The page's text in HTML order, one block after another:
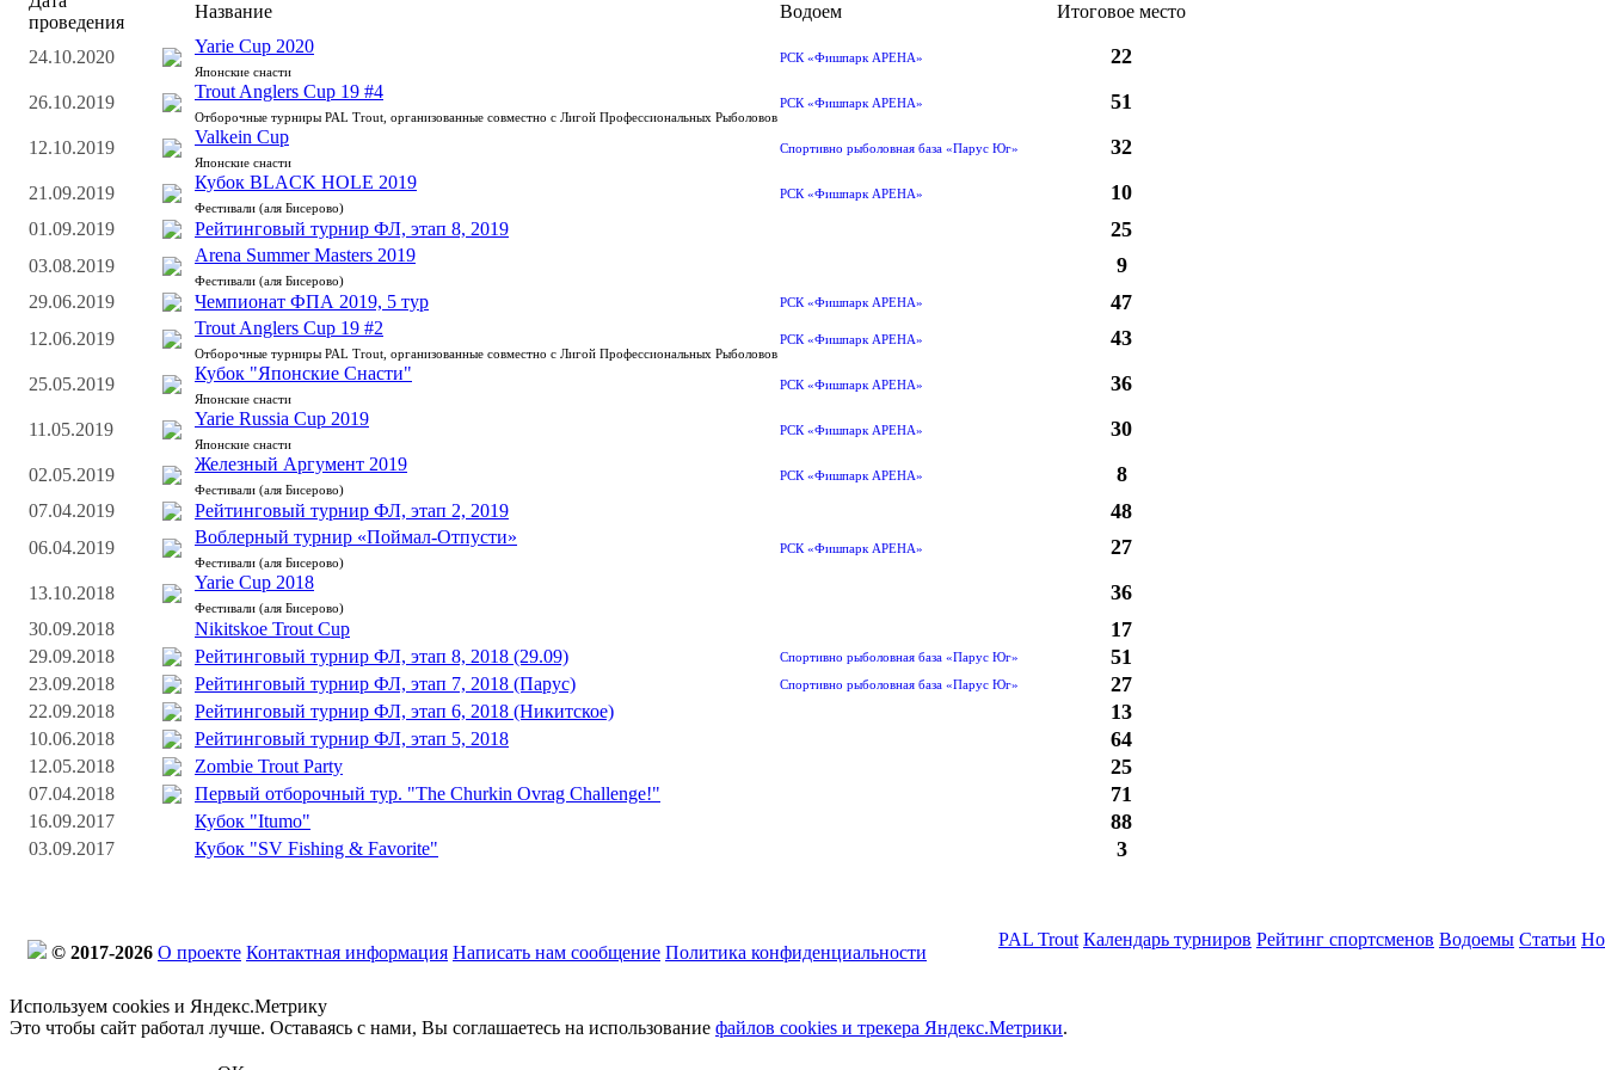
проведения
Название Водоем Итоговое место
24.10.2020
Yarie Cup 2020
Японские снасти
РСК «Фишпарк АРЕНА» 22
26.10.2019
Trout Anglers Cup 19 #4
Отборочные турниры PAL Trout, организованные совместно с Лигой Профессиональных Рыболовов
РСК «Фишпарк АРЕНА» 51
12.10.2019
Valkein Cup
Японские снасти
Спортивно рыболовная база «Парус Юг» 32
21.09.2019
Кубок BLACK HOLE 2019
Фестивали (аля Бисерово)
РСК «Фишпарк АРЕНА» 10
01.09.2019 Рейтинговый турнир ФЛ, этап 8, 2019 25
03.08.2019
Arena Summer Masters 2019
Фестивали (аля Бисерово)
9
29.06.2019 Чемпионат ФПА 2019, 5 тур РСК «Фишпарк АРЕНА» 47
12.06.2019
Trout Anglers Cup 19 #2
Отборочные турниры PAL Trout, организованные совместно с Лигой Профессиональных Рыболовов
РСК «Фишпарк АРЕНА» 43
25.05.2019
Кубок "Японские Снасти"
Японские снасти
РСК «Фишпарк АРЕНА» 36
11.05.2019
Yarie Russia Cup 2019
Японские снасти
РСК «Фишпарк АРЕНА» 30
02.05.2019
Железный Аргумент 2019
Фестивали (аля Бисерово)
РСК «Фишпарк АРЕНА» 8
07.04.2019 Рейтинговый турнир ФЛ, этап 2, 2019 48
06.04.2019
Воблерный турнир «Поймал-Отпусти»
Фестивали (аля Бисерово)
РСК «Фишпарк АРЕНА» 27
13.10.2018
Yarie Cup 2018
Фестивали (аля Бисерово)
36
30.09.2018 Nikitskoe Trout Cup 17
29.09.2018 Рейтинговый турнир ФЛ, этап 8, 2018 (29.09) Спортивно рыболовная база «Парус Юг» 51
23.09.2018 Рейтинговый турнир ФЛ, этап 7, 2018 (Парус) Спортивно рыболовная база «Парус Юг» 27
22.09.2018 Рейтинговый турнир ФЛ, этап 6, 2018 (Никитское) 13
10.06.2018 Рейтинговый турнир ФЛ, этап 5, 2018 64
12.05.2018 Zombie Trout Party 25
07.04.2018 Первый отборочный тур. "The Churkin Ovrag Challenge!" 71
16.09.2017 Кубок "Itumo" 88
03.09.2017 Кубок "SV Fishing & Favorite" 3
© 2017-2026 О проекте Контактная информация Написать нам сообщение Политика конфиденциальности
PAL Trout Календарь турниров Рейтинг спортсменов Водоемы Статьи
Используем cookies и Яндекс.Метрику
Это чтобы сайт работал лучше. Оставаясь с нами, Вы соглашаетесь на использование файлов cookies и трекера Яндекс.Метрики.